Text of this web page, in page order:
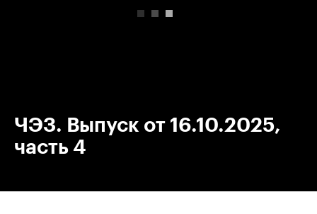
ЧЭЗ. Выпуск от 16.10.2025,
часть 4